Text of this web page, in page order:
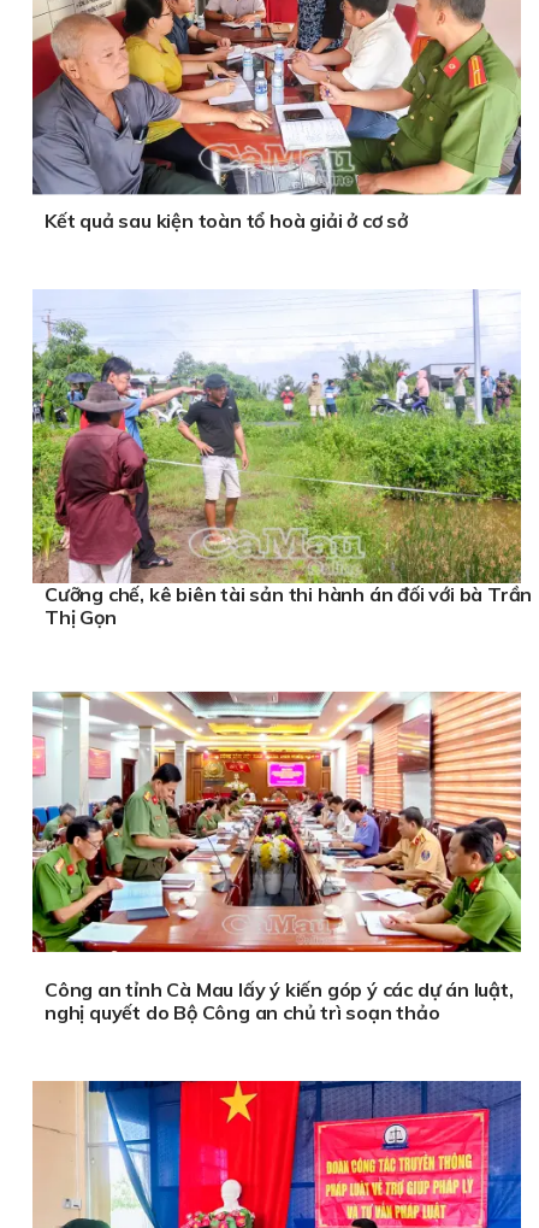
Kết quả sau kiện toàn tổ hoà giải ở cơ sở
Cưỡng chế, kê biên tài sản thi hành án đối với bà Trần
Thị Gọn
Công an tỉnh Cà Mau lấy ý kiến góp ý các dự án luật,
nghị quyết do Bộ Công an chủ trì soạn thảo